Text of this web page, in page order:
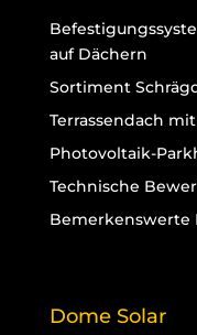
auf Dächern
Sortiment
Terrassendach
Photovoltaik-
Technische
Bemerkenswerte
Dome Solar